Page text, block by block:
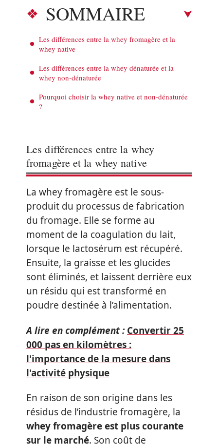
SOMMAIRE
Les différences entre la whey fromagère et la
whey native
Les différences entre la whey dénaturée et la
whey non-dénaturée
Pourquoi choisir la whey native et non-dénaturée
?
Les différences entre la whey
fromagère et la whey native
La whey fromagère est le sous-
produit du processus de fabrication
du fromage. Elle se forme au
moment de la coagulation du lait,
lorsque le lactosérum est récupéré.
Ensuite, la graisse et les glucides
sont éliminés, et laissent derrière eux
un résidu qui est transformé en
poudre destinée à l’alimentation.
A lire en complément : Convertir 25
000 pas en kilomètres :
l'importance de la mesure dans
l'activité physique
En raison de son origine dans les
résidus de l’industrie fromagère, la
whey fromagère est plus courante
sur le marché. Son coût de